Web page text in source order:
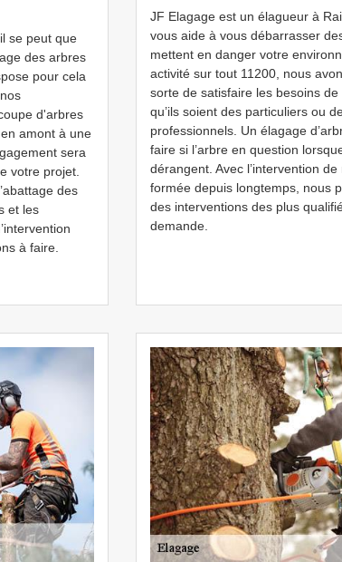
se peut que
des arbres
pour cela
d'arbres
amont à une
sera
votre projet.
des
et les
à faire.
JF Elagage est un élagueur à
vous aide à vous débarrasser
mettent en danger votre
activité sur tout 11200, nous
sorte de satisfaire les besoins de
qu’ils soient des particuliers ou
professionnels. Un élagage
faire si l’arbre en question
dérangent. Avec l’intervention
formée depuis longtemps, nous
des interventions des plus
demande.